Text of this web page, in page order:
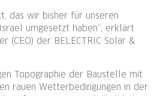
das wir bisher für unseren
umgesetzt haben“, erklärt
(CEO) der BELECTRIC Solar &
Topographie der Baustelle mit
rauen Wetterbedingungen in der